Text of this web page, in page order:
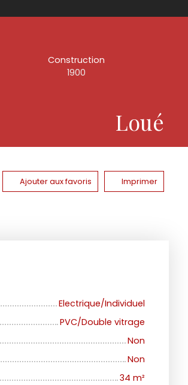
Construction
1900
Loué
Ajouter aux favoris Imprimer
Electrique/Individuel
PVC/Double vitrage
Non
Non
34 m²